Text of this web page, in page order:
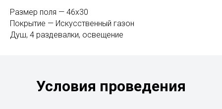
Размер поля — 46х30
Покрытие — Искусственный газон
Душ, 4 раздевалки, освещение
Условия проведения